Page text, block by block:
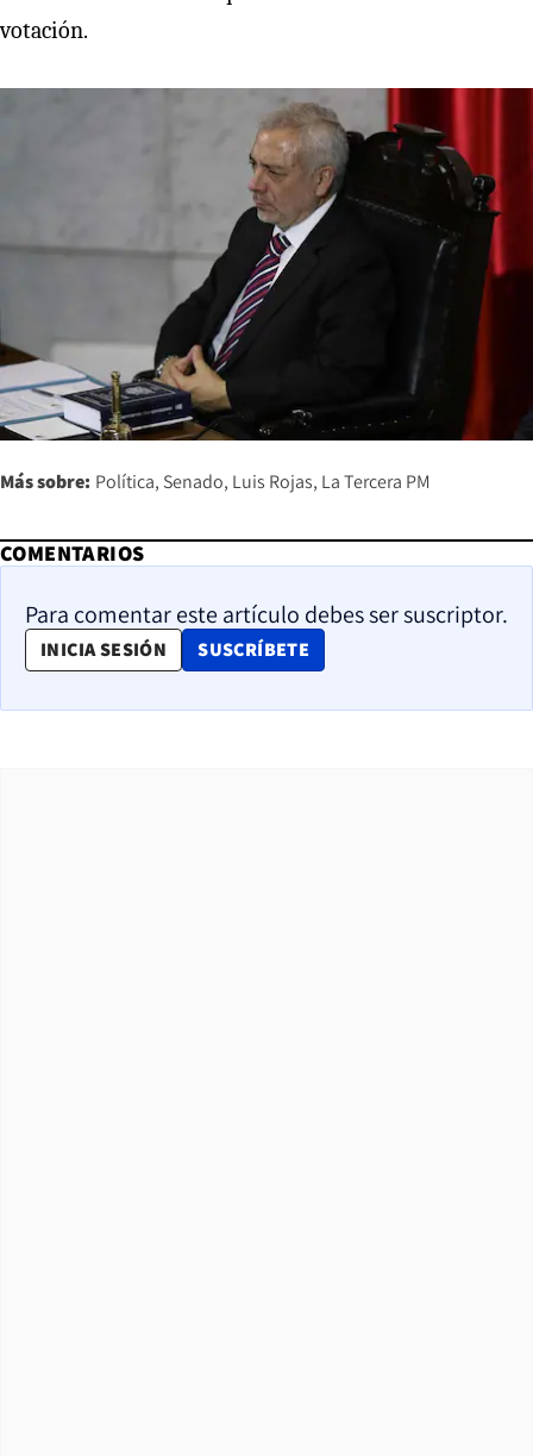
votación.
Más sobre: Política Senado Luis Rojas La Tercera PM
COMENTARIOS
Para comentar este artículo debes ser suscriptor.
INICIA SESIÓN SUSCRÍBETE
OPENS IN NEW WINDOW